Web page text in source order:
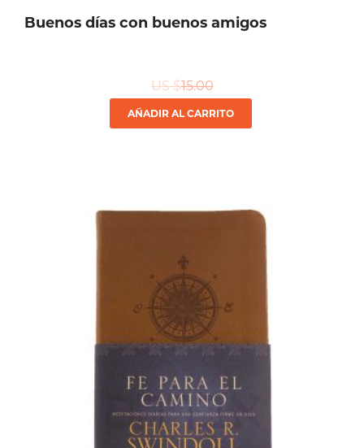
Buenos días con buenos amigos
US $15.00
AÑADIR AL CARRITO